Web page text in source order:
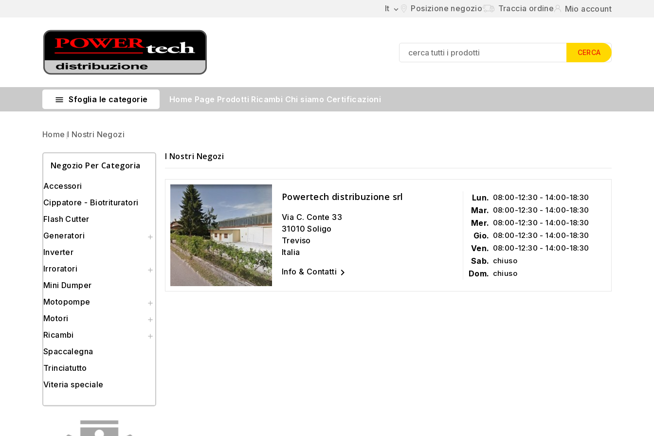
It  Posizione negozio Traccia ordine Mio account
CERCA
 Sfoglia le categorie Home Page Prodotti Ricambi Chi siamo Certificazioni
Home I Nostri Negozi
Negozio Per Categoria
Accessori
Cippatore - Biotrituratori
Flash Cutter
Generatori

Inverter
Irroratori

Mini Dumper
Motopompe

Motori 
Ricambi 
Spaccalegna
Trinciatutto
Viteria speciale
I Nostri Negozi
Powertech distribuzione srl
Via C. Conte 33
31010 Soligo
Treviso
Italia
Info & Contatti 
Lun. 08:00-12:30 - 14:00-18:30
Mar. 08:00-12:30 - 14:00-18:30
Mer. 08:00-12:30 - 14:00-18:30
Gio. 08:00-12:30 - 14:00-18:30
Ven. 08:00-12:30 - 14:00-18:30
Sab. chiuso
Dom. chiuso